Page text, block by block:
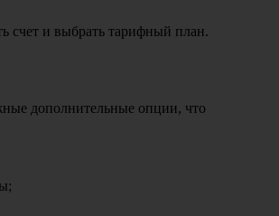
счет и выбрать тарифный план.
дополнительные опции, что